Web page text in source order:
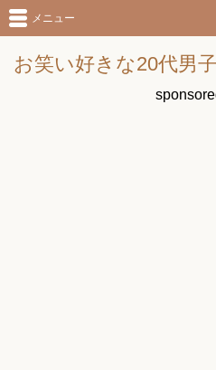
お笑い好きな20代男
メニュー